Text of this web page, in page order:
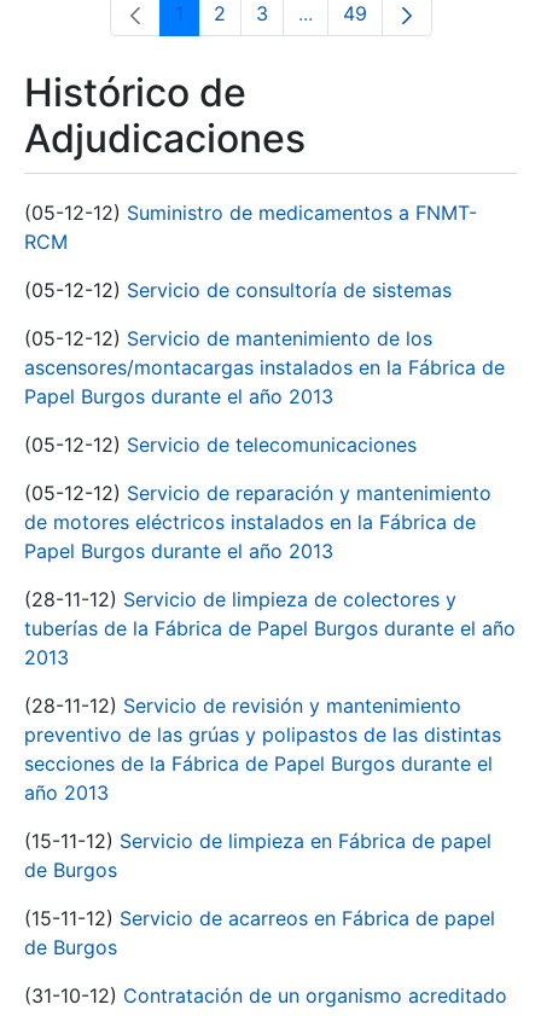
Página
1 Página
2 Página
3 ...Páginas intermedias Use
Página
49
Histórico de
Adjudicaciones
(05-12-12) Suministro de medicamentos a FNMT-
RCM
(05-12-12) Servicio de consultoría de sistemas
(05-12-12) Servicio de mantenimiento de los
ascensores/montacargas instalados en la Fábrica de
Papel Burgos durante el año 2013
(05-12-12) Servicio de telecomunicaciones
(05-12-12) Servicio de reparación y mantenimiento
de motores eléctricos instalados en la Fábrica de
Papel Burgos durante el año 2013
(28-11-12) Servicio de limpieza de colectores y
tuberías de la Fábrica de Papel Burgos durante el año
2013
(28-11-12) Servicio de revisión y mantenimiento
preventivo de las grúas y polipastos de las distintas
secciones de la Fábrica de Papel Burgos durante el
año 2013
(15-11-12) Servicio de limpieza en Fábrica de papel
de Burgos
(15-11-12) Servicio de acarreos en Fábrica de papel
de Burgos
(31-10-12) Contratación de un organismo acreditado